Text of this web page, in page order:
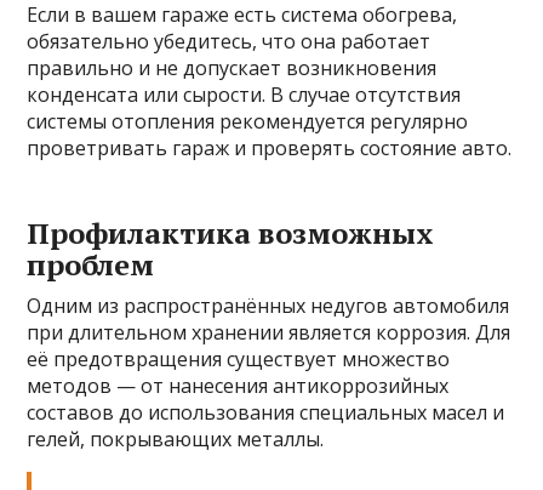
Если в вашем гараже есть система обогрева,
обязательно убедитесь, что она работает
правильно и не допускает возникновения
конденсата или сырости. В случае отсутствия
системы отопления рекомендуется регулярно
проветривать гараж и проверять состояние авто.
Профилактика возможных
проблем
Одним из распространённых недугов автомобиля
при длительном хранении является коррозия. Для
её предотвращения существует множество
методов — от нанесения антикоррозийных
составов до использования специальных масел и
гелей, покрывающих металлы.